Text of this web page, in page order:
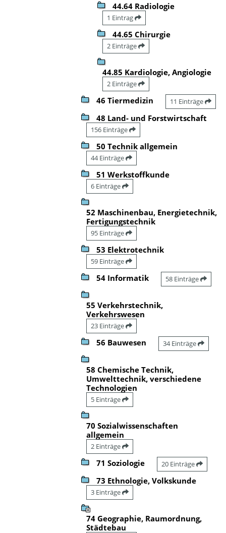
44.64 Radiologie
1 Eintrag
44.65 Chirurgie
2 Einträge
44.85 Kardiologie, Angiologie
2 Einträge
46 Tiermedizin 11 Einträge
48 Land- und Forstwirtschaft
156 Einträge
50 Technik allgemein
44 Einträge
51 Werkstoffkunde
6 Einträge
52 Maschinenbau, Energietechnik,
Fertigungstechnik
95 Einträge
53 Elektrotechnik
59 Einträge
54 Informatik 58 Einträge
55 Verkehrstechnik,
Verkehrswesen
23 Einträge
56 Bauwesen 34 Einträge
58 Chemische Technik,
Umwelttechnik, verschiedene
Technologien
5 Einträge
70 Sozialwissenschaften
allgemein
2 Einträge
71 Soziologie 20 Einträge
73 Ethnologie, Volkskunde
3 Einträge
74 Geographie, Raumordnung,
Städtebau